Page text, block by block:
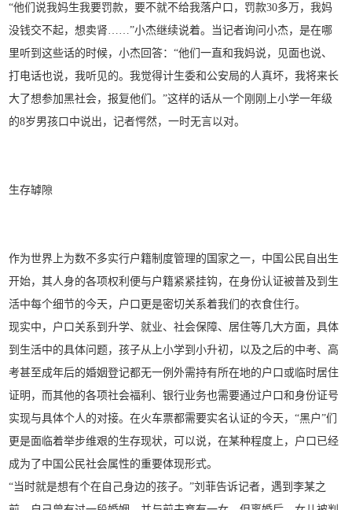
“他们说我妈生我要罚款，要不就不给我落户口，罚款30多万，我妈
没钱交不起，想卖肾……”小杰继续说着。当记者询问小杰，是在哪
里听到这些话的时候，小杰回答：“他们一直和我妈说，见面也说、
打电话也说，我听见的。我觉得计生委和公安局的人真坏，我将来长
大了想参加黑社会，报复他们。”这样的话从一个刚刚上小学一年级
的8岁男孩口中说出，记者愕然，一时无言以对。
生存罅隙
作为世界上为数不多实行户籍制度管理的国家之一，中国公民自出生
开始，其人身的各项权利便与户籍紧紧挂钩，在身份认证被普及到生
活中每个细节的今天，户口更是密切关系着我们的衣食住行。
现实中，户口关系到升学、就业、社会保障、居住等几大方面，具体
到生活中的具体问题，孩子从上小学到小升初，以及之后的中考、高
考甚至成年后的婚姻登记都无一例外需持有所在地的户口或临时居住
证明，而其他的各项社会福利、银行业务也需要通过户口和身份证号
实现与具体个人的对接。在火车票都需要实名认证的今天，“黑户”们
更是面临着举步维艰的生存现状，可以说，在某种程度上，户口已经
成为了中国公民社会属性的重要体现形式。
“当时就是想有个在自己身边的孩子。”刘菲告诉记者，遇到李某之